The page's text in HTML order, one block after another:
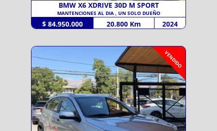
BMW X6 XDRIVE 30D M SPORT
MANTENCIONES AL DIA , UN SOLO DUEÑO
$ 84.950.000 20.800 Km 2024
VENDIDO